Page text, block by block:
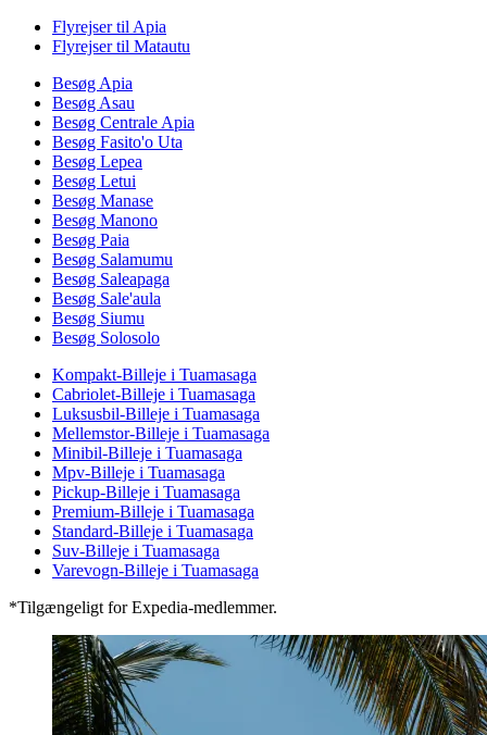
Flyrejser til Apia
Flyrejser til Matautu
Besøg Apia
Besøg Asau
Besøg Centrale Apia
Besøg Fasito'o Uta
Besøg Lepea
Besøg Letui
Besøg Manase
Besøg Manono
Besøg Paia
Besøg Salamumu
Besøg Saleapaga
Besøg Sale'aula
Besøg Siumu
Besøg Solosolo
Kompakt-Billeje i Tuamasaga
Cabriolet-Billeje i Tuamasaga
Luksusbil-Billeje i Tuamasaga
Mellemstor-Billeje i Tuamasaga
Minibil-Billeje i Tuamasaga
Mpv-Billeje i Tuamasaga
Pickup-Billeje i Tuamasaga
Premium-Billeje i Tuamasaga
Standard-Billeje i Tuamasaga
Suv-Billeje i Tuamasaga
Varevogn-Billeje i Tuamasaga
*Tilgængeligt for Expedia-medlemmer.